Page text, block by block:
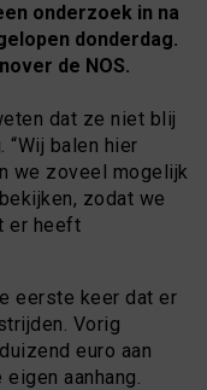
onderzoek in na
donderdag.
de NOS.
dat ze niet blij
“Wij balen hier
we zoveel mogelijk
zodat we
er heeft
eerste keer dat er
Vorig
euro aan
aanhang.